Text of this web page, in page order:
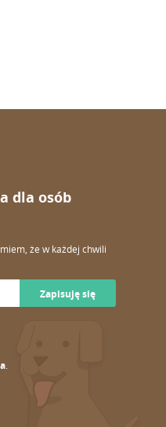
dla osób
że w każdej chwili
Zapisuję się
.